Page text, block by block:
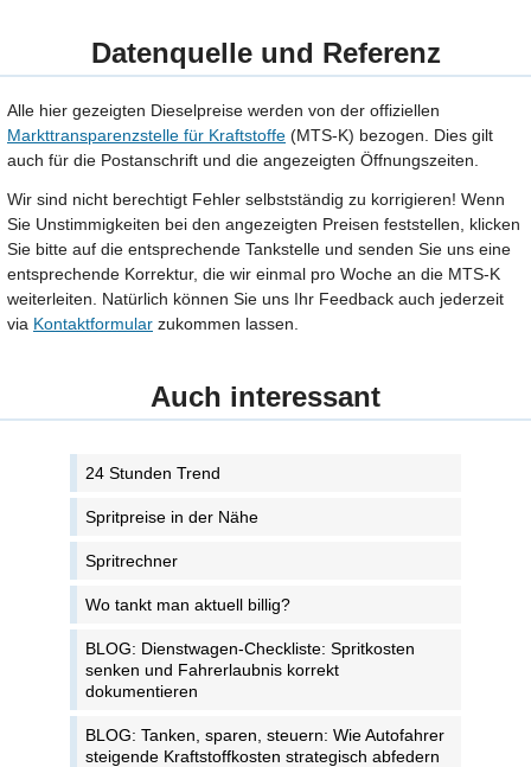
Datenquelle und Referenz
Alle hier gezeigten Dieselpreise werden von der offiziellen
Markttransparenzstelle für Kraftstoffe (MTS-K) bezogen. Dies gilt
auch für die Postanschrift und die angezeigten Öffnungszeiten.
Wir sind nicht berechtigt Fehler selbstständig zu korrigieren! Wenn
Sie Unstimmigkeiten bei den angezeigten Preisen feststellen, klicken
Sie bitte auf die entsprechende Tankstelle und senden Sie uns eine
entsprechende Korrektur, die wir einmal pro Woche an die MTS-K
weiterleiten. Natürlich können Sie uns Ihr Feedback auch jederzeit
via Kontaktformular zukommen lassen.
Auch interessant
24 Stunden Trend
Spritpreise in der Nähe
Spritrechner
Wo tankt man aktuell billig?
BLOG: Dienstwagen-Checkliste: Spritkosten
senken und Fahrerlaubnis korrekt
dokumentieren
BLOG: Tanken, sparen, steuern: Wie Autofahrer
steigende Kraftstoffkosten strategisch abfedern